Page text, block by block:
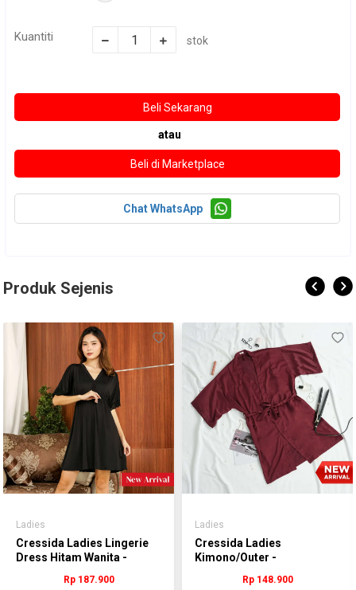
Kuantiti stok
atau
Chat WhatsApp
Produk Sejenis
Ladies
Cressida Ladies Lingerie
Dress Hitam Wanita -
Rp 187.900
Ladies
Cressida Ladies
Kimono/Outer -
Rp 148.900